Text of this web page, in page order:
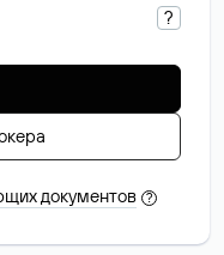
?
документов ?